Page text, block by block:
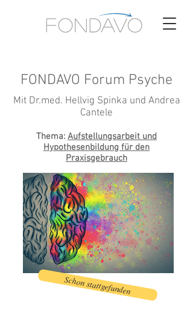
FONDAVO Forum Psyche
Mit Dr.med. Hellvig Spinka und Andrea
Cantele
Thema: Aufstellungsarbeit und
Hypothesenbildung für den
Praxisgebrauch
Schon stattgefunden